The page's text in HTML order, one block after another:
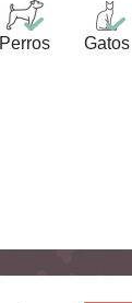
Perros Gatos